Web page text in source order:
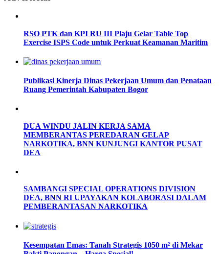
RSO PTK dan KPI RU III Plaju Gelar Table Top
Exercise ISPS Code untuk Perkuat Keamanan Maritim
Publikasi Kinerja Dinas Pekerjaan Umum dan Penataan
Ruang Pemerintah Kabupaten Bogor
DUA WINDU JALIN KERJA SAMA
MEMBERANTAS PEREDARAN GELAP
NARKOTIKA, BNN KUNJUNGI KANTOR PUSAT
DEA
SAMBANGI SPECIAL OPERATIONS DIVISION
DEA, BNN RI UPAYAKAN KOLABORASI DALAM
PEMBERANTASAN NARKOTIKA
Kesempatan Emas: Tanah Strategis 1050 m² di Mekar